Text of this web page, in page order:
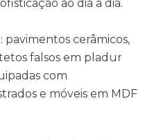
ao dia a dia.
: pavimentos cerâmicos,
falsos em pladur
com
e móveis em MDF